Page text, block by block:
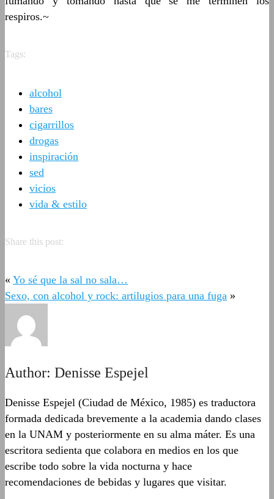
respiros.~
Tags:
alcohol
bares
cigarrillos
drogas
inspiración
sed
vicios
vida & estilo
Share this post:
« Yo sé que la sal no sala…
Sexo, con alcohol y rock: artilugios para una fuga »
Author: Denisse Espejel
Denisse Espejel (Ciudad de México, 1985) es traductora
formada dedicada brevemente a la academia dando clases
en la UNAM y posteriormente en su alma máter. Es una
escritora sedienta que colabora en medios en los que
escribe todo sobre la vida nocturna y hace
recomendaciones de bebidas y lugares que visitar.